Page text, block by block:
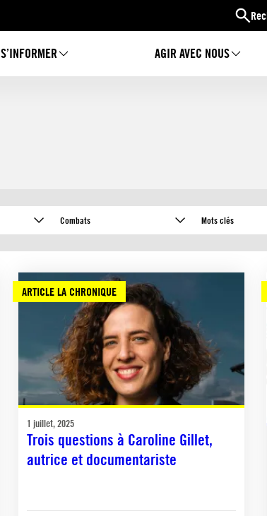
S’INFORMER AGIR AVEC NOUS
Combats Mots clés
ARTICLE LA CHRONIQUE
1 juillet, 2025
Trois questions à Caroline Gillet,
autrice et documentariste